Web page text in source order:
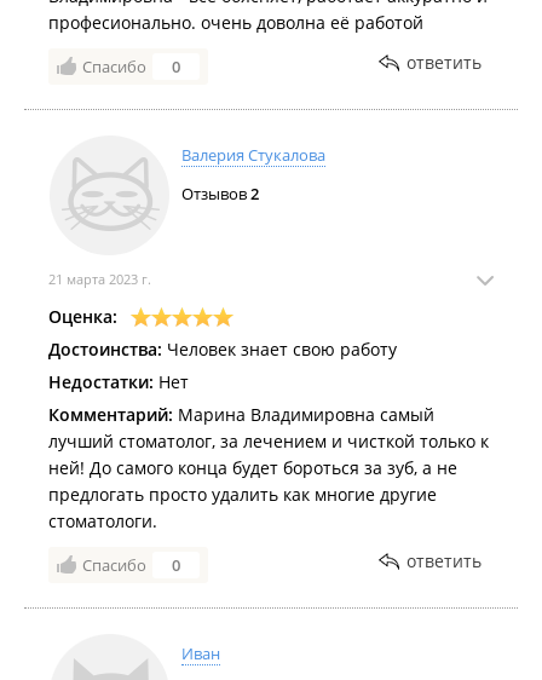
професионально. очень доволна её работой
Спасибо 0 ответить
Валерия Стукалова
Отзывов2
21 марта 2023 г.
Оценка:
Достоинства: Человек знает свою работу
Недостатки: Нет
Комментарий: Марина Владимировна самый
лучший стоматолог, за лечением и чисткой только к
ней! До самого конца будет бороться за зуб, а не
предлогать просто удалить как многие другие
стоматологи.
Спасибо 0 ответить
Иван